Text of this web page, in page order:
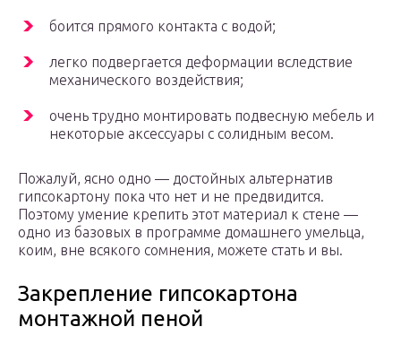
боится прямого контакта с водой;
легко подвергается деформации вследствие
механического воздействия;
очень трудно монтировать подвесную мебель и
некоторые аксессуары с солидным весом.
Пожалуй, ясно одно — достойных альтернатив
гипсокартону пока что нет и не предвидится.
Поэтому умение крепить этот материал к стене —
одно из базовых в программе домашнего умельца,
коим, вне всякого сомнения, можете стать и вы.
Закрепление гипсокартона
монтажной пеной